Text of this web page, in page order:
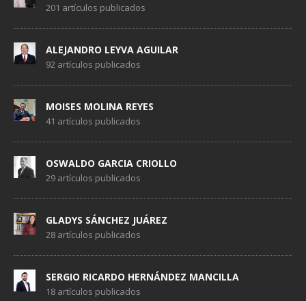
201 artículos publicados
ALEJANDRO LEYVA AGUILAR
92 artículos publicados
MOISES MOLINA REYES
41 artículos publicados
OSWALDO GARCIA CRIOLLO
29 artículos publicados
GLADYS SÁNCHEZ JUÁREZ
28 artículos publicados
SERGIO RICARDO HERNÁNDEZ MANCILLA
18 artículos publicados